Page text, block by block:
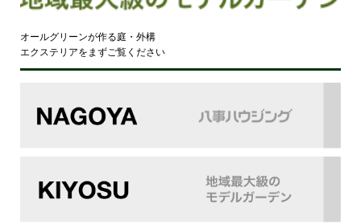
オールグリーンが作る庭・外構
エクステリアをまずご覧ください